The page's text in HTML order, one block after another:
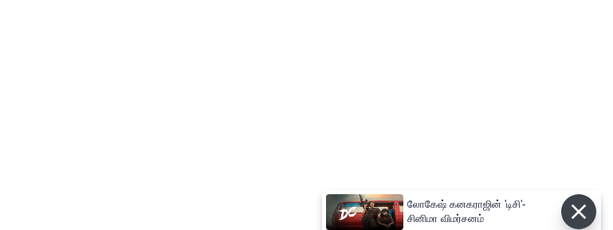
லோகேஷ் கனகராஜின் 'டிசி'-
சினிமா விமர்சனம்